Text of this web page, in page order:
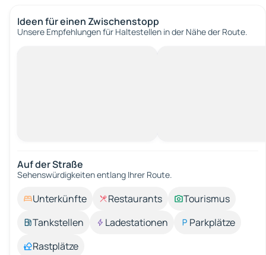
Ideen für einen Zwischenstopp
Unsere Empfehlungen für Haltestellen in der Nähe der Route.
Auf der Straße
Sehenswürdigkeiten entlang Ihrer Route.
Unterkünfte Restaurants
Tourismus
Tankstellen
Ladestationen
Parkplätze
Rastplätze